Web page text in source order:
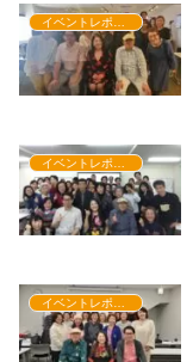
イベントレポート